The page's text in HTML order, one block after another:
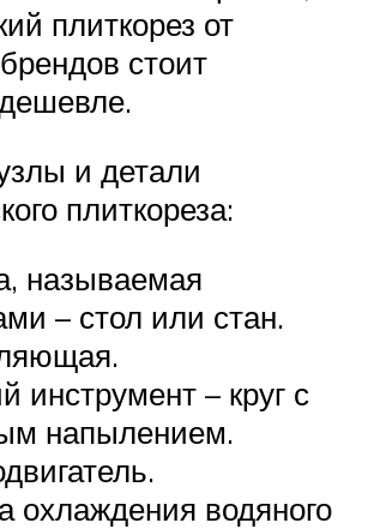
плиткорез от
стоит
и детали
плиткореза:
называемая
– стол или стан.
инструмент – круг с
напылением.
охлаждения водяного